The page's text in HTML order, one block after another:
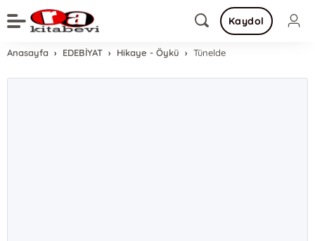
Kaydol
Anasayfa EDEBİYAT Hikaye - Öykü Tünelde